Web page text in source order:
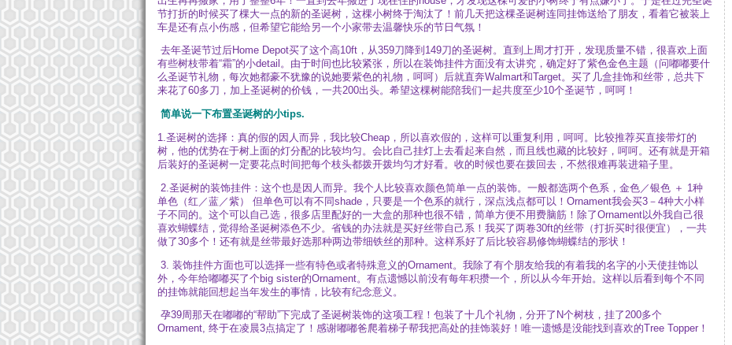
节打折的时候买了棵大一点的新的圣诞树，这棵小树终于淘汰了！前几天把这棵圣诞树连同挂饰送给了朋友，看着它被装上
车是还有点小伤感，但希望它能给另一个小家带去温馨快乐的节日气氛！
去年圣诞节过后Home Depot买了这个高10ft，从359刀降到149刀的圣诞树。直到上周才打开，发现质量不错，很喜欢上面
有些树枝带着“霜”的小detail。由于时间也比较紧张，所以在装饰挂件方面没有太讲究，确定好了紫色金色主题（问嘟嘟要什
么圣诞节礼物，每次她都豪不犹豫的说她要紫色的礼物，呵呵）后就直奔Walmart和Target。买了几盒挂饰和丝带，总共下
来花了60多刀，加上圣诞树的价钱，一共200出头。希望这棵树能陪我们一起共度至少10个圣诞节，呵呵！
简单说一下布置圣诞树的小tips.
1.圣诞树的选择：真的假的因人而异，我比较Cheap，所以喜欢假的，这样可以重复利用，呵呵。比较推荐买直接带灯的
树，他的优势在于树上面的灯分配的比较均匀。会比自己挂灯上去看起来自然，而且线也藏的比较好，呵呵。还有就是开箱
后装好的圣诞树一定要花点时间把每个枝头都拨开拨均匀才好看。收的时候也要在拨回去，不然很难再装进箱子里。
2.圣诞树的装饰挂件：这个也是因人而异。我个人比较喜欢颜色简单一点的装饰。一般都选两个色系，金色／银色 ＋ 1种
单色（红／蓝／紫） 但单色可以有不同shade，只要是一个色系的就行，深点浅点都可以！Ornament我会买3－4种大小样
子不同的。这个可以自己选，很多店里配好的一大盒的那种也很不错，简单方便不用费脑筋！除了Ornament以外我自己很
喜欢蝴蝶结，觉得给圣诞树添色不少。省钱的办法就是买好丝带自己系！我买了两卷30ft的丝带（打折买时很便宜），一共
做了30多个！还有就是丝带最好选那种两边带细铁丝的那种。这样系好了后比较容易修饰蝴蝶结的形状！
3. 装饰挂件方面也可以选择一些有特色或者特殊意义的Ornament。我除了有个朋友给我的有着我的名字的小天使挂饰以
外，今年给嘟嘟买了个big sister的Ornament。有点遗憾以前没有每年积攒一个，所以从今年开始。这样以后看到每个不同
的挂饰就能回想起当年发生的事情，比较有纪念意义。
孕39周那天在嘟嘟的“帮助”下完成了圣诞树装饰的这项工程！包装了十几个礼物，分开了N个树枝，挂了200多个
Ornament, 终于在凌晨3点搞定了！感谢嘟嘟爸爬着梯子帮我把高处的挂饰装好！唯一遗憾是没能找到喜欢的Tree Topper！